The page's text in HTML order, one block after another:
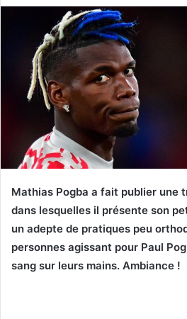
Mathias Pogba a fait publier une
dans lesquelles il présente son
un adepte de pratiques peu
personnes agissant pour Paul
sang sur leurs mains. Ambiance !